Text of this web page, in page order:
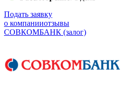
Подать заявку
о компанииотзывы
СОВКОМБАНК (залог)